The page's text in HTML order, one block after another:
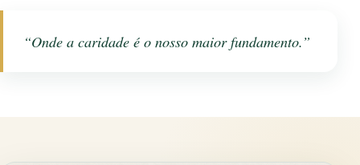
“Onde a caridade é o nosso maior fundamento.”